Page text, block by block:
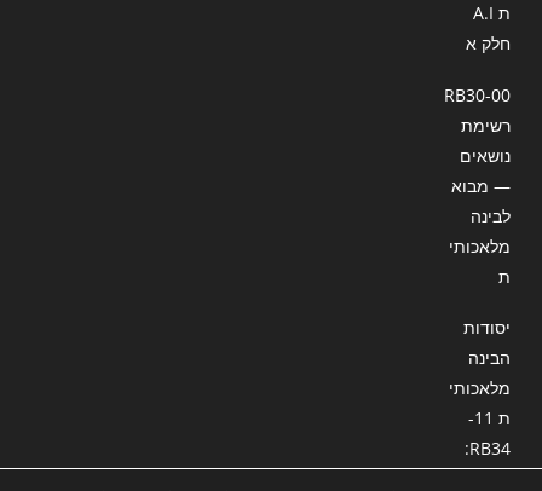
ת A.I
חלק א
RB30-00
רשימת
נושאים
— מבוא
לבינה
מלאכותי
ת
יסודות
הבינה
מלאכותי
ת 11-
RB34: